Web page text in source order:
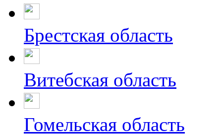
Брестская область
Витебская область
Гомельская область